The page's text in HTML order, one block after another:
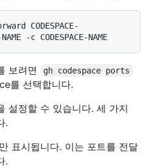
CODESPACE-
보려면 gh codespace ports
를 선택합니다.
설정할 수 있습니다. 세 가지
.
표시됩니다. 이는 포트를 전달
.